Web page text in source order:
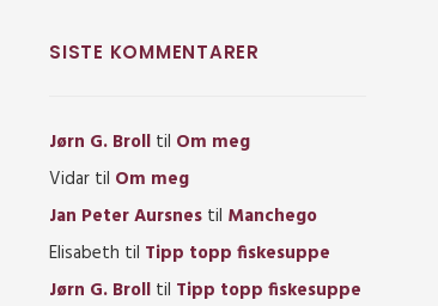
SISTE KOMMENTARER
Jørn G. Broll til Om meg
Vidar til Om meg
Jan Peter Aursnes til Manchego
Elisabeth til Tipp topp fiskesuppe
Jørn G. Broll til Tipp topp fiskesuppe